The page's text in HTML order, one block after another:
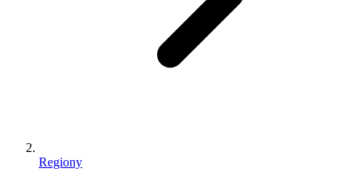
Regiony